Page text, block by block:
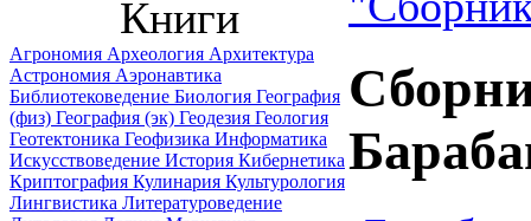
Книги
Агрономия Археология Архитектура
Астрономия Аэронавтика
Библиотековедение Биология География
(физ) География (эк) Геодезия Геология
Геотектоника Геофизика Информатика
Искусствоведение История Кибернетика
Криптография Кулинария Культурология
Лингвистика Литературоведение